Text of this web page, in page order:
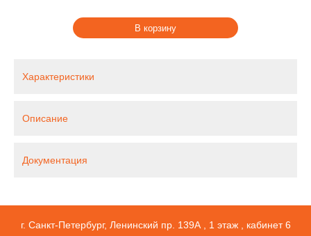
В корзину
Характеристики
Описание
Документация
г. Санкт-Петербург, Ленинский пр. 139А , 1 этаж , кабинет 6